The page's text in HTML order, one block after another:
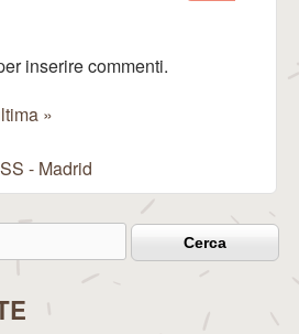
inserire commenti.
»